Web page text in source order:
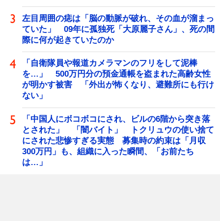
左目周囲の痣は「脳の動脈が破れ、その血が溜まっ
ていた」 09年に孤独死「大原麗子さん」、死の間
際に何が起きていたのか
「自衛隊員や報道カメラマンのフリをして泥棒
を…」 500万円分の預金通帳を盗まれた高齢女性
が明かす被害 「外出が怖くなり、避難所にも行け
ない」
「中国人にボコボコにされ、ビルの6階から突き落
とされた」 「闇バイト」 トクリュウの使い捨て
にされた悲惨すぎる実態 募集時の約束は「月収
300万円」も、組織に入った瞬間、「お前たち
は…」